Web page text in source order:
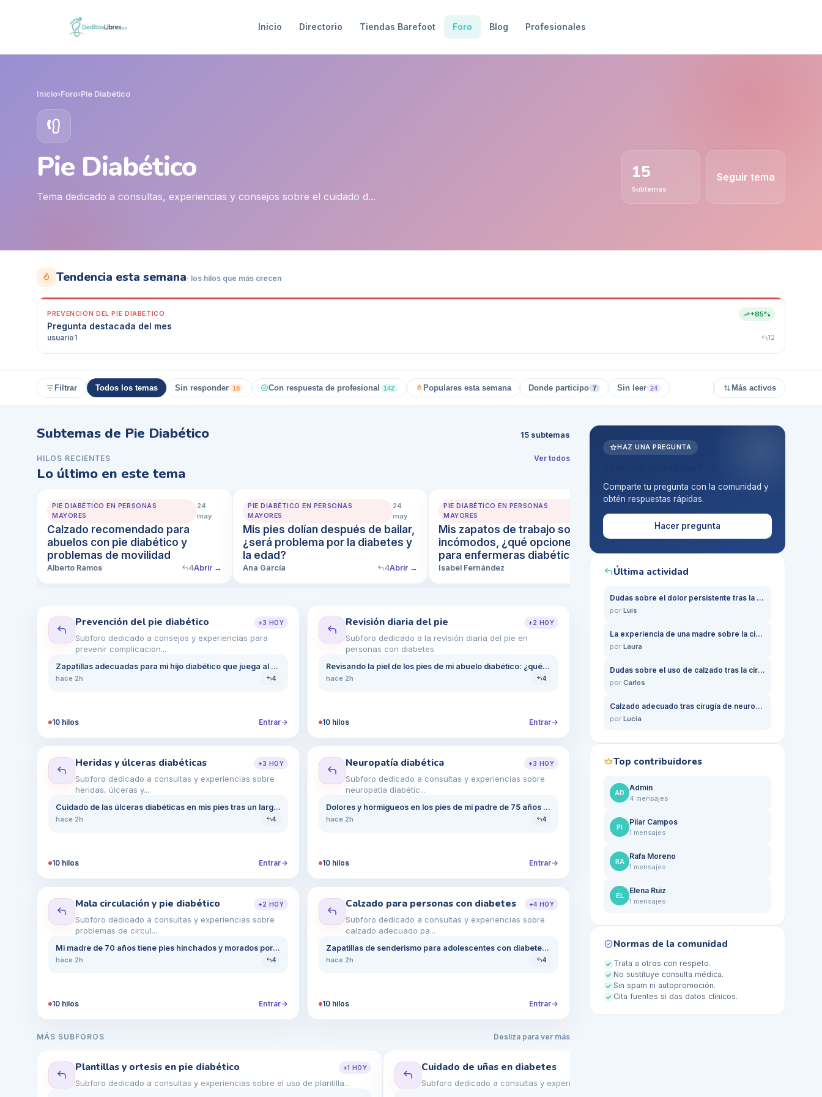
Inicio Directorio Tiendas Barefoot Foro Blog Profesionales
Inicio›Foro›Pie Diabético
Pie Diabético
Tema dedicado a consultas, experiencias y consejos sobre el cuidado d...
15
Subtemas
Seguir tema
Tendencia esta semana· los hilos que más crecen
PREVENCIÓN DEL PIE DIABÉTICO +85%
Pregunta destacada del mes
usuario1 12
Filtrar Todos los temas Sin responder 18 Con respuesta de profesional 142 Populares esta semana Donde participo 7 Sin leer 24 Más activos
Subtemas de Pie Diabético 15 subtemas
HILOS RECIENTES
Lo último en este tema
Ver todos
PIE DIABÉTICO EN PERSONAS
MAYORES
24
may
Calzado recomendado para
abuelos con pie diabético y
problemas de movilidad
Alberto Ramos 4Abrir →
PIE DIABÉTICO EN PERSONAS
MAYORES
24
may
Mis pies dolían después de bailar,
¿será problema por la diabetes y
la edad?
Ana García 4Abrir →
PIE DIABÉTICO EN PERSONAS
MAYORES
Mis zapatos de trabajo son
incómodos, ¿qué opciones hay
para enfermeras diabéticas
mayores?
Isabel Fernández Abrir →
PIE DIABÉTICO EN PERSONAS
MAYORES
Calzado para ancianos
diabéticos: zapatillas cómodas
para caminar en casa
Cristina Molina
Prevención del pie diabético +3 HOY
Subforo dedicado a consejos y experiencias para
prevenir complicacion...
Zapatillas adecuadas para mi hijo diabético que juega al fútbol: ¿qué debo buscar?
hace 2h 4
10 hilos Entrar
Revisión diaria del pie +2 HOY
Subforo dedicado a la revisión diaria del pie en
personas con diabetes
Revisando la piel de los pies de mi abuelo diabético: ¿qué cambios son normales?
hace 2h 4
10 hilos Entrar
Heridas y úlceras diabéticas +3 HOY
Subforo dedicado a consultas y experiencias sobre
heridas, úlceras y...
Cuidado de las úlceras diabéticas en mis pies tras un largo día de pie
hace 2h 4
10 hilos Entrar
Neuropatía diabética +3 HOY
Subforo dedicado a consultas y experiencias sobre
neuropatía diabétic...
Dolores y hormigueos en los pies de mi padre de 75 años tras un día en casa
hace 2h 4
10 hilos Entrar
Mala circulación y pie diabético +2 HOY
Subforo dedicado a consultas y experiencias sobre
problemas de circul...
Mi madre de 70 años tiene pies hinchados y morados por mala circulación, ¿qué hacer?
hace 2h 4
10 hilos Entrar
Calzado para personas con diabetes +4 HOY
Subforo dedicado a consultas y experiencias sobre
calzado adecuado pa...
Zapatillas de senderismo para adolescentes con diabetes: ¿qué marca es mejor?
hace 2h 4
10 hilos Entrar
MÁS SUBFOROS Desliza para ver más
Plantillas y ortesis en pie diabético +1 HOY
Subforo dedicado a consultas y experiencias sobre el uso de plantilla...
Cuidado de uñas en diabetes
Subforo dedicado a consultas y experiencias sobre el cuidado de las u...
HAZ UNA PREGUNTA
Comparte tu pregunta con la comunidad y
obtén respuestas rápidas.
Hacer pregunta
Última actividad
Dudas sobre el dolor persistente tras la cirugía de neuroma en mis pies
por Luis
La experiencia de una madre sobre la cirugía de neuroma en sus pies
por Laura
Dudas sobre el uso de calzado tras la cirugía de neuroma de Morton en enfermeras
por Carlos
Calzado adecuado tras cirugía de neuroma en una madre trabajadora
por Lucía
Top contribuidores
AD
Admin
4 mensajes
PI
Pilar Campos
1 mensajes
RA
Rafa Moreno
1 mensajes
EL
Elena Ruiz
1 mensajes
Normas de la comunidad
Trata a otros con respeto.
No sustituye consulta médica.
Sin spam ni autopromoción.
Cita fuentes si das datos clínicos.